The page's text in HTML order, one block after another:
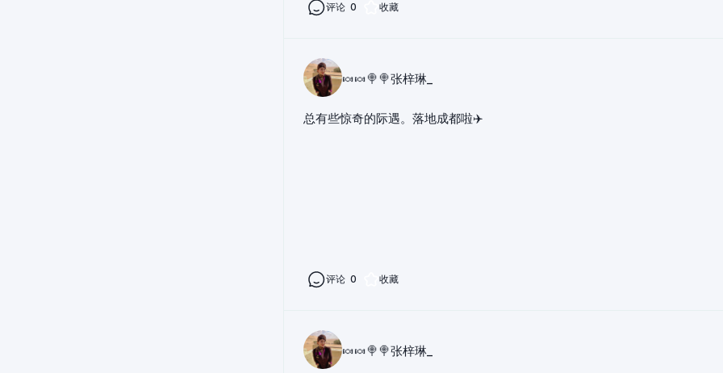
评论 0 收藏
🍬🍬🍭🍭张梓琳_
总有些惊奇的际遇。落地成都啦✈️
评论 0 收藏
🍬🍬🍭🍭张梓琳_